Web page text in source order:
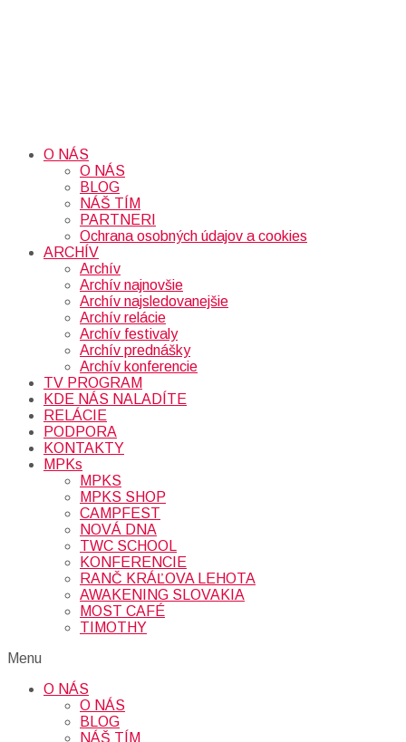
O NÁS
O NÁS
BLOG
NÁŠ TÍM
PARTNERI
Ochrana osobných údajov a cookies
ARCHÍV
Archív
Archív najnovšie
Archív najsledovanejšie
Archív relácie
Archív festivaly
Archív prednášky
Archív konferencie
TV PROGRAM
KDE NÁS NALADÍTE
RELÁCIE
PODPORA
KONTAKTY
MPKs
MPKS
MPKS SHOP
CAMPFEST
NOVÁ DNA
TWC SCHOOL
KONFERENCIE
RANČ KRÁĽOVA LEHOTA
AWAKENING SLOVAKIA
MOST CAFÉ
TIMOTHY
Menu
O NÁS
O NÁS
BLOG
NÁŠ TÍM